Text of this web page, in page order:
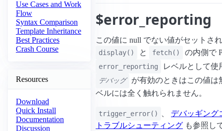
Use Cases and Work
Flow
Syntax Comparison
Template Inheritance
Best Practices
Crash Course
Resources
Download
Quick Install
Documentation
Discussion
$error_reporting
この値に null でない値がセットさ
display() と fetch() の内側で
error_reporting レベルとして使
デバッグ
が有効のときはこの値は
ベルには全く触れられません。
trigger_error()
デバッギング
トラブルシューティング も参照し